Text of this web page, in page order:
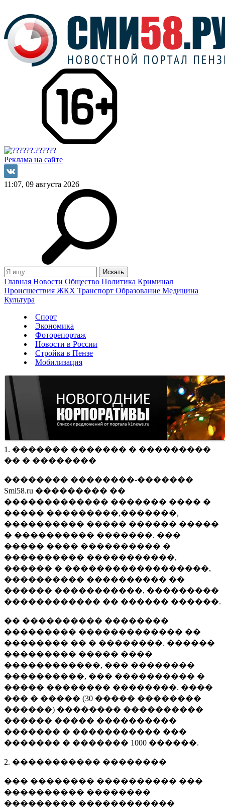
Реклама на сайте
11:07, 09 августа 2026
Главная Новости Общество Политика Криминал
Происшествия ЖКХ Транспорт Образование Медицина
Культура
Спорт
Экономика
Фоторепортаж
Новости в России
Стройка в Пензе
Мобилизация
1. ������� ������� � ���������
�� � ��������
�������� ��������-�������
Smi58.ru ��������� ��
������������� ������� ���� �
����� ���������,�������,
���������� ����� ������ �����
� ���������� �������. ���
����� ���� ���������� �
���������� �����������,
������ � ������������������,
���������� ���������� ��
������ �����������, ���������
������������ �� ������ ������.
�� ���������� ��������
��������� ������������� ��
�������� �� � ��������. ������
��������� ����� ����
������������, ��� ��������
����������, ��� ���������� �
����� �������� ��������. ����
��� � ����� (30 ����� ��������
������) �������� ����������
������ ����� ����������
������� � ����������� ���
������� � ������� 1000 ������.
2. ����������� ��������
��� �������� ���������� ���
���������� ��������
��������� ������������